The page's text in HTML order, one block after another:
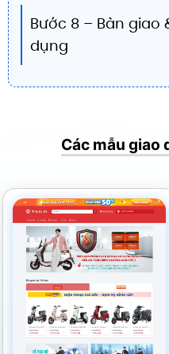
Bước 8 – Bàn giao
dụng
Các mẫu giao